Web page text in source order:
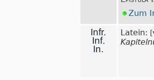
Zum
Infr.
Inf.
In.
Latein: